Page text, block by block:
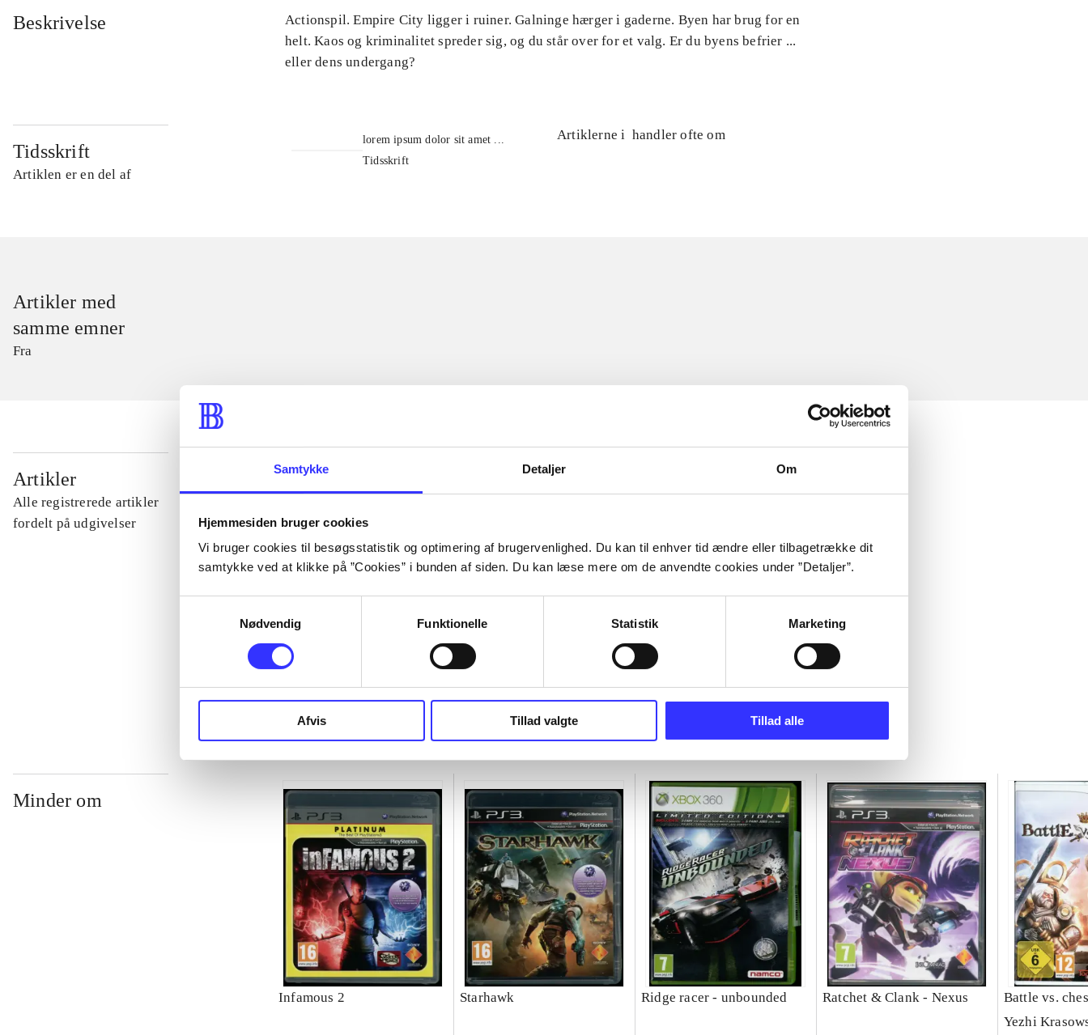
Samtykke Detaljer Om
Hjemmesiden bruger cookies
Vi bruger cookies til besøgsstatistik og optimering af brugervenlighed. Du kan til enhver tid ændre eller tilbagetrække dit
samtykke ved at klikke på ”Cookies” i bunden af siden. Du kan læse mere om de anvendte cookies under ”Detaljer”.
Nødvendig
Funktionelle Statistik Marketing
Afvis Tillad valgte Tillad alle
Beskrivelse
Actionspil. Empire City ligger i ruiner. Galninge hærger i gaderne. Byen har brug for en
helt. Kaos og kriminalitet spreder sig, og du står over for et valg. Er du byens befrier ...
eller dens undergang?
Tidsskrift
Artiklen er en del af
lorem ipsum dolor sit amet ...
Tidsskrift
Artiklerne i handler ofte om
Artikler med
samme emner
Fra
Artikler
Alle registrerede artikler
fordelt på udgivelser
...
...
...
...
Minder om
Infamous 2 Starhawk Ridge racer - unbounded Ratchet & Clank - Nexus
Battle vs.
Yezhi